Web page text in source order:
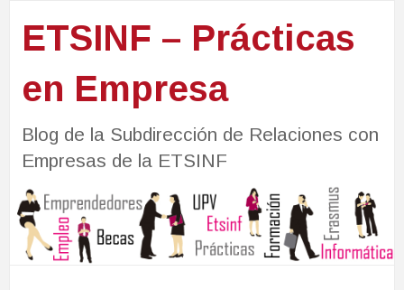
ETSINF – Prácticas
en Empresa
Blog de la Subdirección de Relaciones con
Empresas de la ETSINF